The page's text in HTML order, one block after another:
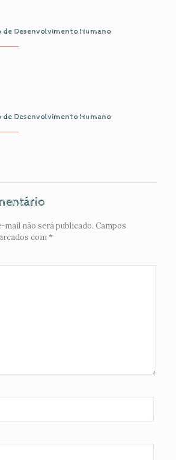
de Desenvolvimento Humano
de Desenvolvimento Humano
mail não será publicado. Campos
com*